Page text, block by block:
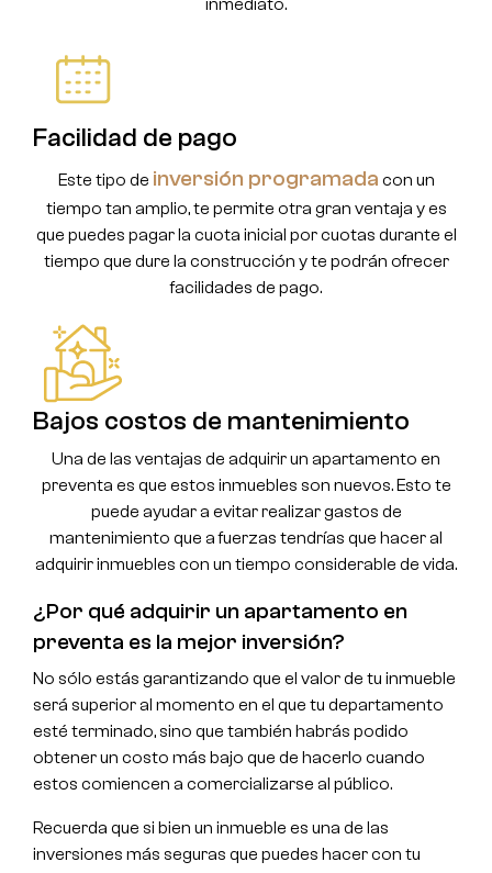
inmediato.
Facilidad de pago
Este tipo de inversión programada con un
tiempo tan amplio, te permite otra gran ventaja y es
que puedes pagar la cuota inicial por cuotas durante el
tiempo que dure la construcción y te podrán ofrecer
facilidades de pago.
Bajos costos de mantenimiento
Una de las ventajas de adquirir un apartamento en
preventa es que estos inmuebles son nuevos. Esto te
puede ayudar a evitar realizar gastos de
mantenimiento que a fuerzas tendrías que hacer al
adquirir inmuebles con un tiempo considerable de vida.
¿Por qué adquirir un apartamento en
preventa es la mejor inversión?
No sólo estás garantizando que el valor de tu inmueble
será superior al momento en el que tu departamento
esté terminado, sino que también habrás podido
obtener un costo más bajo que de hacerlo cuando
estos comiencen a comercializarse al público.
Recuerda que si bien un inmueble es una de las
inversiones más seguras que puedes hacer con tu